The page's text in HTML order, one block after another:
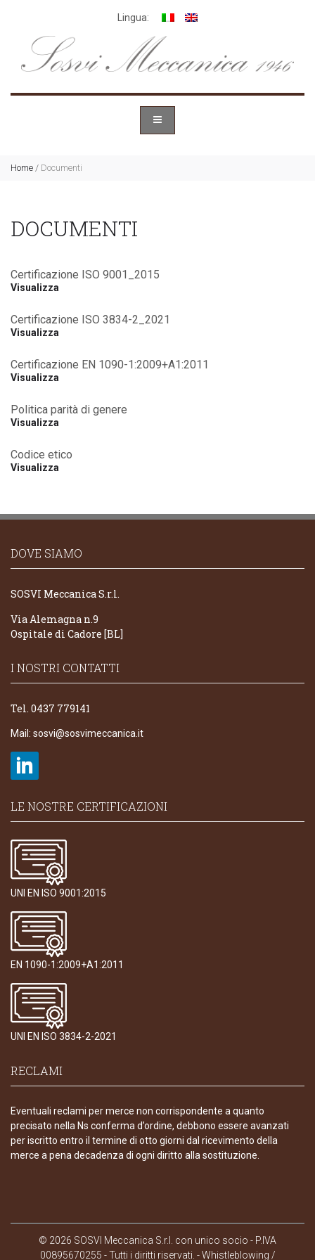
Lingua:
Home / Documenti
DOCUMENTI
Certificazione ISO 9001_2015
Visualizza
Certificazione ISO 3834-2_2021
Visualizza
Certificazione EN 1090-1:2009+A1:2011
Visualizza
Politica parità di genere
Visualizza
Codice etico
Visualizza
DOVE SIAMO
SOSVI Meccanica S.r.l.
Via Alemagna n.9
Ospitale di Cadore [BL]
I NOSTRI CONTATTI
Tel. 0437 779141
Mail: sosvi@sosvimeccanica.it
LE NOSTRE CERTIFICAZIONI
UNI EN ISO 9001:2015
EN 1090-1:2009+A1:2011
UNI EN ISO 3834-2-2021
RECLAMI
Eventuali reclami per merce non corrispondente a quanto
precisato nella Ns conferma d’ordine, debbono essere avanzati
per iscritto entro il termine di otto giorni dal ricevimento della
merce a pena decadenza di ogni diritto alla sostituzione.
© 2026 SOSVI Meccanica S.r.l. con unico socio - P.IVA
00895670255 - Tutti i diritti riservati. -Whistleblowing /